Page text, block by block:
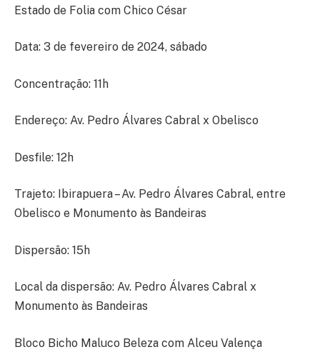
Estado de Folia com Chico César
Data: 3 de fevereiro de 2024, sábado
Concentração: 11h
Endereço: Av. Pedro Álvares Cabral x Obelisco
Desfile: 12h
Trajeto: Ibirapuera – Av. Pedro Álvares Cabral, entre
Obelisco e Monumento às Bandeiras
Dispersão: 15h
Local da dispersão: Av. Pedro Álvares Cabral x
Monumento às Bandeiras
Bloco Bicho Maluco Beleza com Alceu Valença